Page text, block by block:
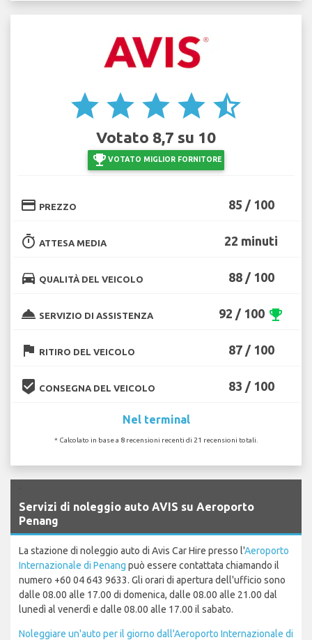
star star star star star_half
Votato 8,7 su 10
emoji_events VOTATO MIGLIOR FORNITORE
credit_card PREZZO 85 / 100
timer ATTESA MEDIA 22 minuti
directions_car QUALITÀ DEL VEICOLO 88 / 100
room_service SERVIZIO DI ASSISTENZA 92 / 100 emoji_events
flag RITIRO DEL VEICOLO 87 / 100
beenhere CONSEGNA DEL VEICOLO 83 / 100
Nel terminal
* Calcolato in base a 8 recensioni recenti di 21 recensioni totali.
Servizi di noleggio auto AVIS su Aeroporto
Penang
La stazione di noleggio auto di Avis Car Hire presso l'Aeroporto
Internazionale di Penang può essere contattata chiamando il
numero +60 04 643 9633. Gli orari di apertura dell'ufficio sono
dalle 08.00 alle 17.00 di domenica, dalle 08.00 alle 21.00 dal
lunedì al venerdì e dalle 08.00 alle 17.00 il sabato.
Noleggiare un'auto per il giorno dall'Aeroporto Internazionale di